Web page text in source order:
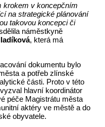
krokem v koncepčním
na strategické plánování
takovou koncepci či
náměstkyně
, která má
dokumentu bylo
a potřeb zlínské
části. Proto v této
hlavní koordinátor
péče Magistrátu města
aktéry ve městě a do
obyvatele.